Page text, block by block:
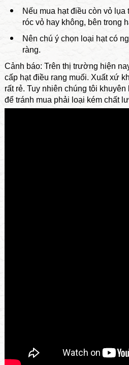
Nếu mua hạt điều còn vỏ
róc vỏ hay không, bên trong
Nên chú ý chọn loại hạt có
ràng.
Cảnh báo: Trên thị trường hiện
cấp hạt điều rang muối. Xuất xứ
rất rẻ. Tuy nhiên chúng tôi
để tránh mua phải loại kém chất